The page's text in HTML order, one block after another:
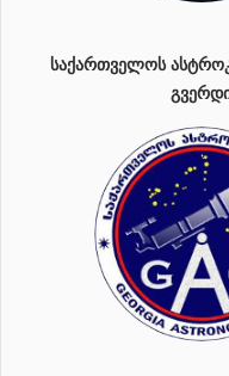
ᲡᲐᲥᲐᲠᲗᲕᲔᲚᲝᲡ